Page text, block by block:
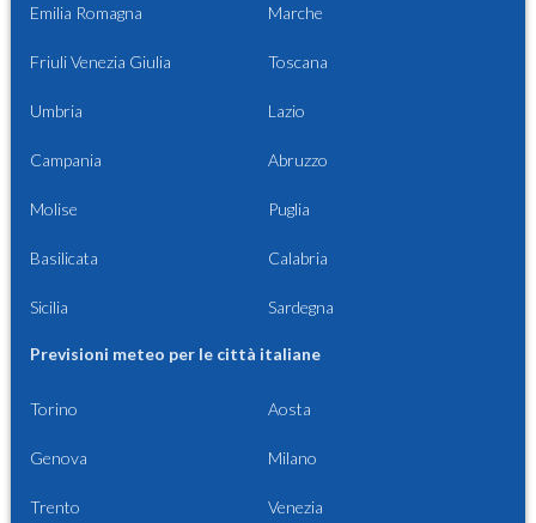
Emilia Romagna Marche
Friuli Venezia Giulia Toscana
Umbria Lazio
Campania Abruzzo
Molise Puglia
Basilicata Calabria
Sicilia Sardegna
Previsioni meteo per le città italiane
Torino Aosta
Genova Milano
Trento Venezia